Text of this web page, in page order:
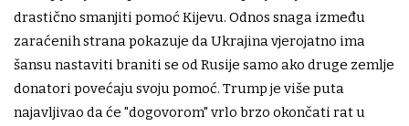
drastično smanjiti pomoć Kijevu. Odnos snaga između
zaraćenih strana pokazuje da Ukrajina vjerojatno ima
šansu nastaviti braniti se od Rusije samo ako druge zemlje
donatori povećaju svoju pomoć. Trump je više puta
najavljivao da će "dogovorom" vrlo brzo okončati rat u